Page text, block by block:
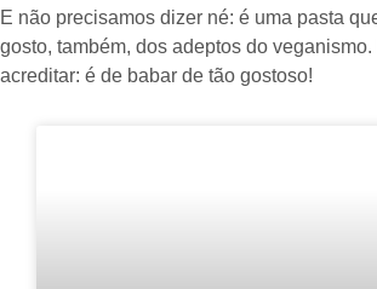
E não precisamos dizer né: é uma pasta
gosto, também, dos adeptos do
acreditar: é de babar de tão gostoso!